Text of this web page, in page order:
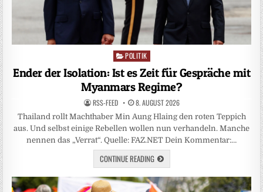
Posted
in
POLITIK
Ender der Isolation: Ist es Zeit für Gespräche mit
Myanmars Regime?
RSS-FEED 8. AUGUST 2026
Thailand rollt Machthaber Min Aung Hlaing den roten Teppich
aus. Und selbst einige Rebellen wollen nun verhandeln. Manche
nennen das „Verrat“. Quelle: FAZ.NET Dein Kommentar:…
CONTINUE READING